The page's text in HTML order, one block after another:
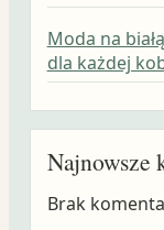
Moda na
dla każdej
Najnowsze
Brak